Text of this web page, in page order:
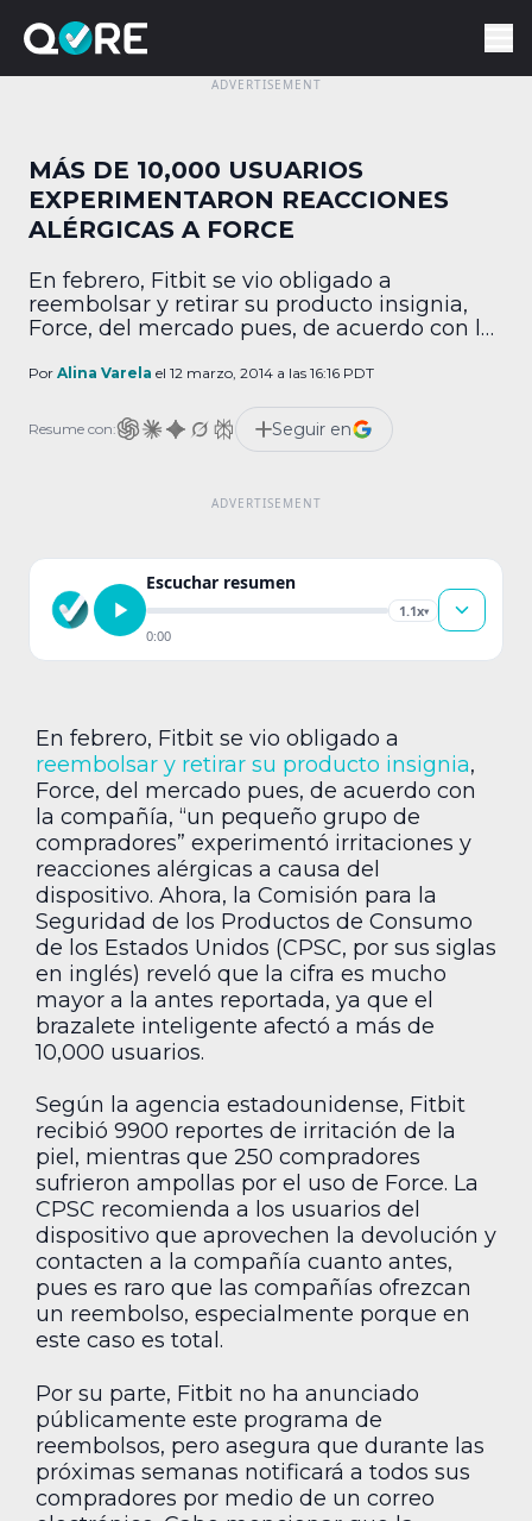
MÁS DE 10,000 USUARIOS
EXPERIMENTARON REACCIONES
ALÉRGICAS A FORCE
En febrero, Fitbit se vio obligado a
reembolsar y retirar su producto insignia,
Force, del mercado pues, de acuerdo con la
compradores” experimentó irritaciones y
Ahora, la Comisión para la Seguridad de los
Productos de Consumo de los Estados
Por Alina Varela el 12 marzo, 2014 a las 16:16 PDT
Resume con: Seguir en
Escuchar resumen
1.1x▾
0:00
En febrero, Fitbit se vio obligado a
reembolsar y retirar su producto insignia,
Force, del mercado pues, de acuerdo con
la compañía, “un pequeño grupo de
compradores” experimentó irritaciones y
reacciones alérgicas a causa del
dispositivo. Ahora, la Comisión para la
Seguridad de los Productos de Consumo
de los Estados Unidos (CPSC, por sus siglas
en inglés) reveló que la cifra es mucho
mayor a la antes reportada, ya que el
brazalete inteligente afectó a más de
10,000 usuarios.
Según la agencia estadounidense, Fitbit
recibió 9900 reportes de irritación de la
piel, mientras que 250 compradores
sufrieron ampollas por el uso de Force. La
CPSC recomienda a los usuarios del
dispositivo que aprovechen la devolución y
contacten a la compañía cuanto antes,
pues es raro que las compañías ofrezcan
un reembolso, especialmente porque en
este caso es total.
Por su parte, Fitbit no ha anunciado
públicamente este programa de
reembolsos, pero asegura que durante las
próximas semanas notificará a todos sus
compradores por medio de un correo